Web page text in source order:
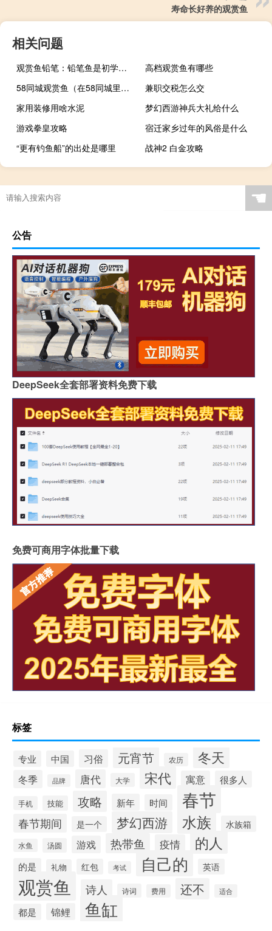
寿命长好养的观赏鱼
相关问题
观赏鱼铅笔：铅笔鱼是初学者比较容易饲养的观赏鱼
高档观赏鱼有哪些
58同城观赏鱼（在58同城里在线购买观赏鱼靠谱吗？）
兼职交税怎么交
家用装修用啥水泥
梦幻西游神兵大礼给什么
游戏拳皇攻略
宿迁家乡过年的风俗是什么
“更有钓鱼船”的出处是哪里
战神2 白金攻略
键盘进水按键错乱修复（键盘进水按键错乱）
属兔的多大年
聚维酮碘 观赏鱼
☚
公告
DeepSeek全套部署资料免费下载
免费可商用字体批量下载
标签
专业 中国 习俗 元宵节 农历 冬天
冬季 品牌 唐代 大学 宋代 寓意 很多人
手机 技能 攻略 新年 时间 春节
春节期间 是一个 梦幻西游 水族 水族箱
水鱼 汤圆 游戏 热带鱼 疫情 的人
的是 礼物 红包 考试 自己的 英语
观赏鱼 诗人 诗词 费用 还不 适合
都是 锦鲤 鱼缸